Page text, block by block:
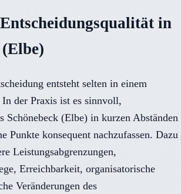
in
(Elbe)
entsteht selten in einem
der Praxis ist es sinnvoll,
Schönebeck (Elbe) in kurzen Abständen
Punkte konsequent nachzufassen. Dazu
Leistungsabgrenzungen,
Erreichbarkeit, organisatorische
Veränderungen des